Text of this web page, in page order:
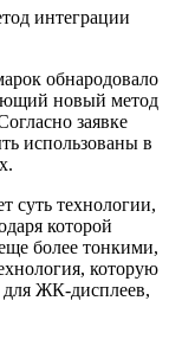
обнародовало
новый метод
заявке
использованы в
суть технологии,
которой
более тонкими,
которую
для ЖК-дисплеев,